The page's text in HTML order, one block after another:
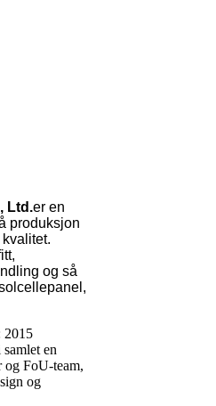
Ltd.er en
produksjon
og så
2015
en
og FoU-team,
og